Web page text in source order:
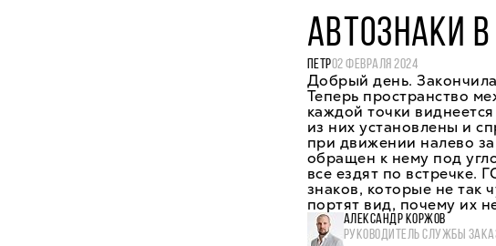
АВТОЗНАКИ
ПЕТР02 ФЕВРАЛЯ 2024
Добрый день.
Теперь пространство
каждой точки
из них установлены и
при движении налево
обращен к нему под
все ездят по встречке.
знаков, которые не так
портят вид, почему их
АЛЕКСАНДР КОРЖОВ
РУКОВОДИТЕЛЬ СЛУЖБЫ